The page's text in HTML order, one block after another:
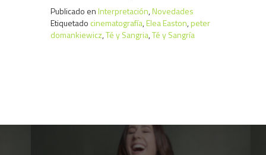
Publicado enInterpretación,Novedades
Etiquetado cinematografía,Elea Easton,peter
domankiewicz,Té y Sangria,Té y Sangría